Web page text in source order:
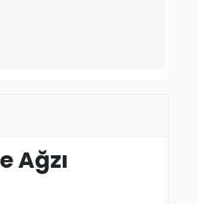
Ağzı